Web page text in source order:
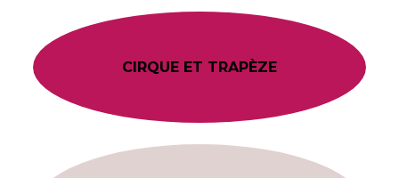
CIRQUE ET TRAPÈZE